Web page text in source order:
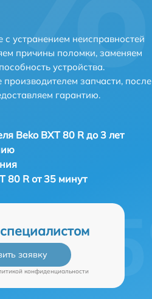
устранением неисправностей
причины поломки, заменяем
устройства.
запчасти, после
гарантию.
Beko BXT 80 R до 3 лет
80 R от 35 минут
заявку
конфиденциальности